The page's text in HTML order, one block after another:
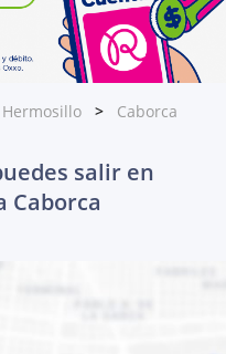
Hermosillo Caborca
salir en
Caborca